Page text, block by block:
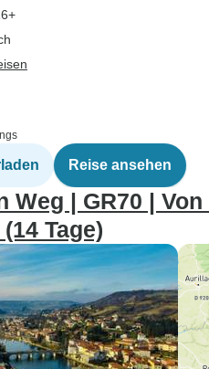
Reise ansehen
Weg | GR70 |
Tage)